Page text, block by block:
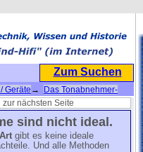
Zum Suchen
Geräte →
Das Tonabnehmer-
zur nächsten Seite
sind nicht ideal.
gibt es keine ideale
Und alle Methoden